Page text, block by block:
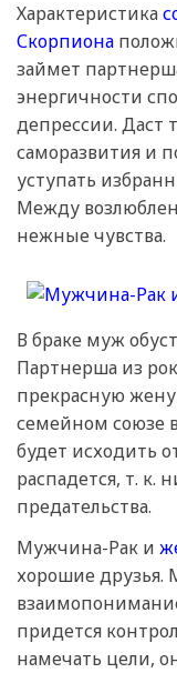
Характеристика
Скорпиона
займет
энергичности
депрессии. Даст
саморазвития и
уступать
Между
нежные чувства.
В браке муж
Партнерша из
прекрасную
семейном союзе
будет исходить
распадется, т. к.
предательства.
Мужчина-Рак и
хорошие
придется
намечать цели,